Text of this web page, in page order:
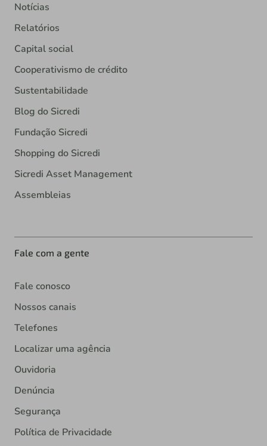
Notícias
Relatórios
Capital social
Cooperativismo de crédito
Sustentabilidade
Blog do Sicredi
Fundação Sicredi
Shopping do Sicredi
Sicredi Asset Management
Assembleias
Fale com a gente
Fale conosco
Nossos canais
Telefones
Localizar uma agência
Ouvidoria
Denúncia
Segurança
Política de Privacidade